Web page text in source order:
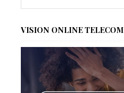
VISION ONLINE TELECOM